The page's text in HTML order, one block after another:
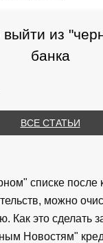
выйти из
банка
ВСЕ СТАТЬИ
списке после
можно
Как это сделать
Новостям"